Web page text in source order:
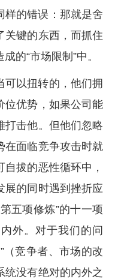
样的错误：那就是舍
关键的东西，而抓住
的“市场限制”中。
可以扭转的，他们拥
位优势，如果公司能
打击他。但他们忽略
在面临竞争攻击时就
拔的恶性循环中，
展的同时遇到挫折应
五项修炼”的十一项
外。对于我们的问
（竞争者、市场的改
统没有绝对的内外之